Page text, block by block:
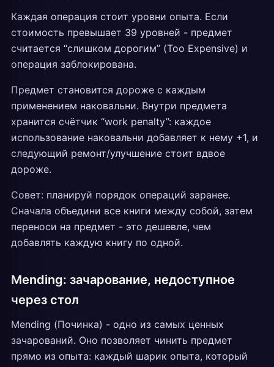
Каждая операция стоит уровни опыта. Если
стоимость превышает 39 уровней - предмет
считается “слишком дорогим” (Too Expensive) и
операция заблокирована.
Предмет становится дороже с каждым
применением наковальни. Внутри предмета
хранится счётчик “work penalty”: каждое
использование наковальни добавляет к нему +1, и
следующий ремонт/улучшение стоит вдвое
дороже.
Совет: планируй порядок операций заранее.
Сначала объедини все книги между собой, затем
переноси на предмет - это дешевле, чем
добавлять каждую книгу по одной.
Mending: зачарование, недоступное
через стол
Mending (Починка) - одно из самых ценных
зачарований. Оно позволяет чинить предмет
прямо из опыта: каждый шарик опыта, который